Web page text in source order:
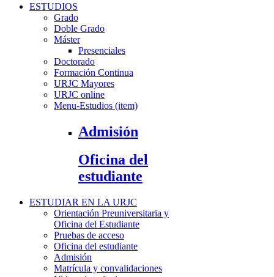
ESTUDIOS
Grado
Doble Grado
Máster
Presenciales
Doctorado
Formación Continua
URJC Mayores
URJC online
Menu-Estudios (item)
Admisión
Oficina del
estudiante
ESTUDIAR EN LA URJC
Orientación Preuniversitaria y
Oficina del Estudiante
Pruebas de acceso
Oficina del estudiante
Admisión
Matrícula y convalidaciones